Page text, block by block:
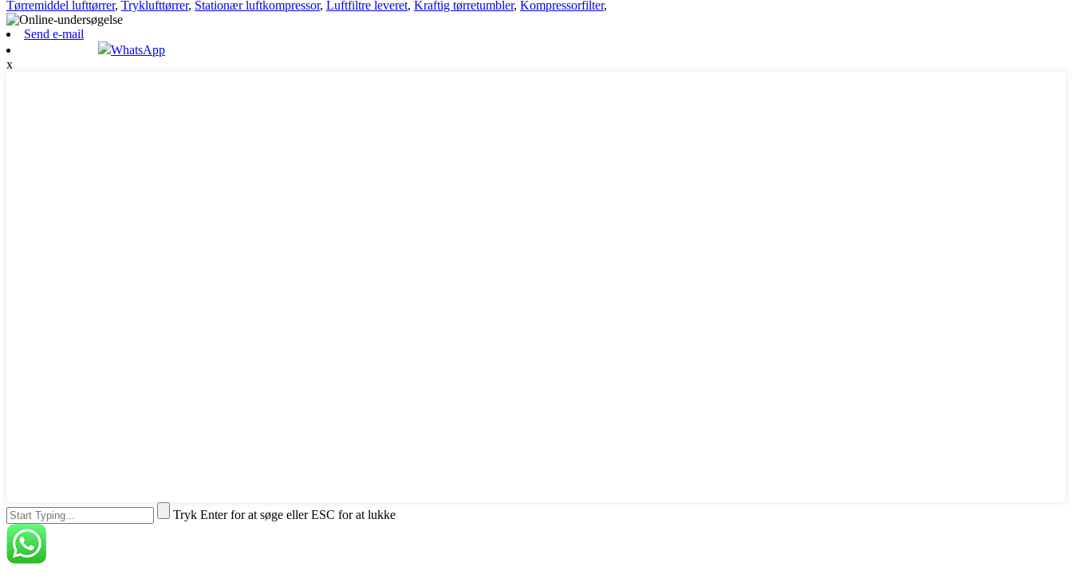
Tørremiddel lufttørrer, Tryklufttørrer, Stationær luftkompressor, Luftfiltre leveret, Kraftig tørretumbler, Kompressorfilter,
Send e-mail
WhatsApp
x
Tryk Enter for at søge eller ESC for at lukke